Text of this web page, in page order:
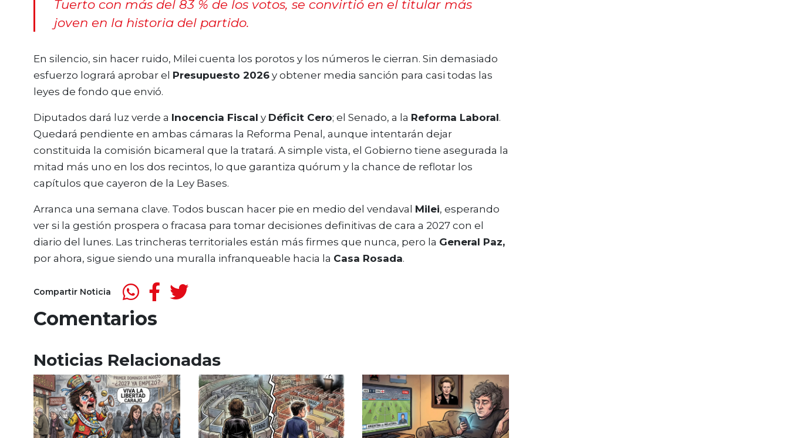
Tuerto con más del 83 % de los votos, se convirtió en el titular más
joven en la historia del partido.
En silencio, sin hacer ruido, Milei cuenta los porotos y los números le cierran. Sin demasiado
esfuerzo logrará aprobar el Presupuesto 2026 y obtener media sanción para casi todas las
leyes de fondo que envió.
Diputados dará luz verde a Inocencia Fiscal y Déficit Cero; el Senado, a la Reforma Laboral.
Quedará pendiente en ambas cámaras la Reforma Penal, aunque intentarán dejar
constituida la comisión bicameral que la tratará. A simple vista, el Gobierno tiene asegurada la
mitad más uno en los dos recintos, lo que garantiza quórum y la chance de reflotar los
capítulos que cayeron de la Ley Bases.
Arranca una semana clave. Todos buscan hacer pie en medio del vendaval Milei, esperando
ver si la gestión prospera o fracasa para tomar decisiones definitivas de cara a 2027 con el
diario del lunes. Las trincheras territoriales están más firmes que nunca, pero la General Paz,
por ahora, sigue siendo una muralla infranqueable hacia la Casa Rosada.
Compartir Noticia
Comentarios
Noticias Relacionadas